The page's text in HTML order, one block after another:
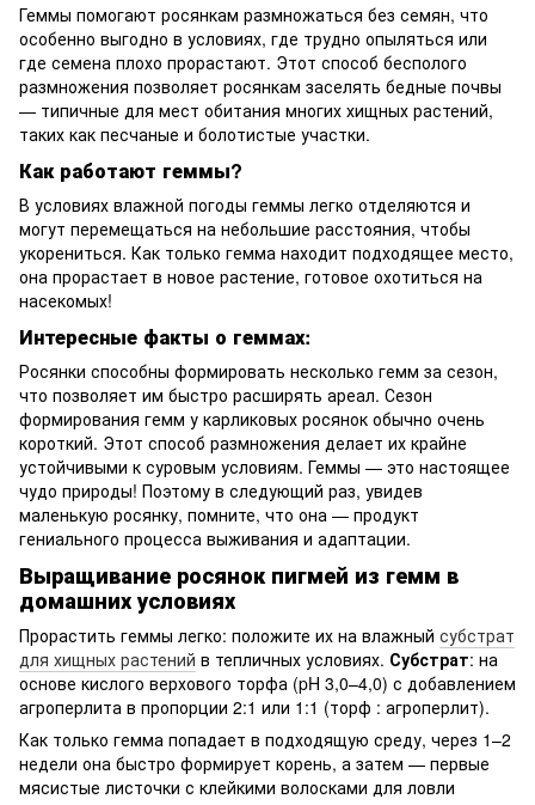
Геммы помогают росянкам размножаться без семян, что
особенно выгодно в условиях, где трудно опыляться или
где семена плохо прорастают. Этот способ бесполого
размножения позволяет росянкам заселять бедные почвы
— типичные для мест обитания многих хищных растений,
таких как песчаные и болотистые участки.
Как работают геммы?
В условиях влажной погоды геммы легко отделяются и
могут перемещаться на небольшие расстояния, чтобы
укорениться. Как только гемма находит подходящее место,
она прорастает в новое растение, готовое охотиться на
насекомых!
Интересные факты о геммах:
Росянки способны формировать несколько гемм за сезон,
что позволяет им быстро расширять ареал. Сезон
формирования гемм у карликовых росянок обычно очень
короткий. Этот способ размножения делает их крайне
устойчивыми к суровым условиям. Геммы — это настоящее
чудо природы! Поэтому в следующий раз, увидев
маленькую росянку, помните, что она — продукт
гениального процесса выживания и адаптации.
Выращивание росянок пигмей из гемм в
домашних условиях
Прорастить геммы легко: положите их на влажный субстрат
для хищных растений в тепличных условиях. Субстрат: на
основе кислого верхового торфа (pH 3,0–4,0) с добавлением
агроперлита в пропорции 2:1 или 1:1 (торф : агроперлит).
Как только гемма попадает в подходящую среду, через 1–2
недели она быстро формирует корень, а затем — первые
мясистые листочки с клейкими волосками для ловли